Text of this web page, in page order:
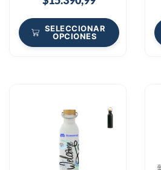
SELECCIONAR
OPCIONES